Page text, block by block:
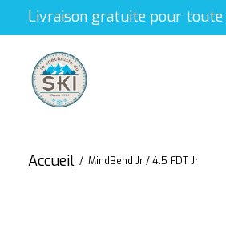
Livraison gratuite pour toute
Accueil / MindBend Jr / 4.5 FDT Jr